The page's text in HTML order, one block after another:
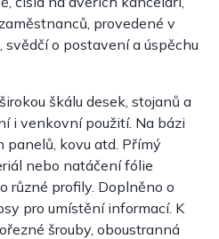
provedené v
o postavení a úspěchu
škálu desek, stojanů a
i venkovní použití. Na bázi
panelů, kovu atd. Přímý
nebo natáčení fólie
různé profily. Doplněno o
pro umístění informací. K
šrouby, oboustranná